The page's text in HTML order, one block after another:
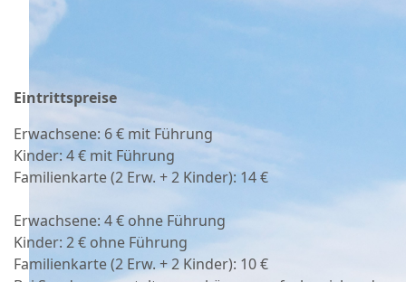
Eintrittspreise
Erwachsene: 6 € mit Führung
Kinder: 4 € mit Führung
Familienkarte (2 Erw. + 2 Kinder): 14 €
Erwachsene: 4 € ohne Führung
Kinder: 2 € ohne Führung
Familienkarte (2 Erw. + 2 Kinder): 10 €